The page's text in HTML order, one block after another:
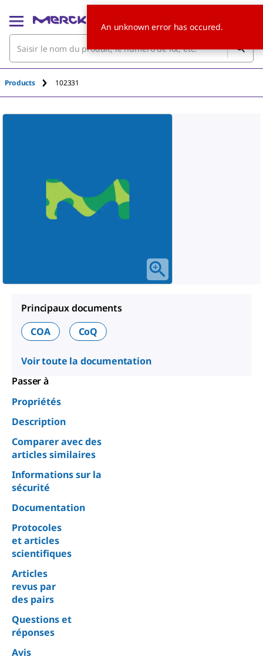
Products 102331
Principaux documents
COA
CoQ
Voir toute la documentation
Passer à
Propriétés
Description
Comparer avec des
articles similaires
Informations sur la
sécurité
Documentation
Protocoles
et articles
scientifiques
Articles
revus par
des pairs
Questions et
réponses
Avis
An unknown error has occured.